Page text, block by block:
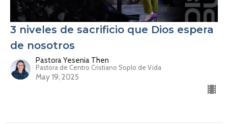
3 niveles de sacrificio que Dios espera
de nosotros
Pastora Yesenia Then
Pastora de Centro Cristiano Soplo de Vida
May 19, 2025